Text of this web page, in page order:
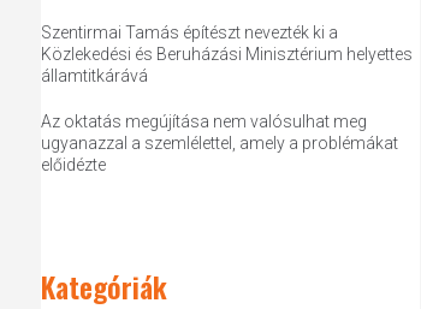
Szentirmai Tamás építészt nevezték ki a
Közlekedési és Beruházási Minisztérium helyettes
államtitkárává
Az oktatás megújítása nem valósulhat meg
ugyanazzal a szemlélettel, amely a problémákat
előidézte
Kategóriák